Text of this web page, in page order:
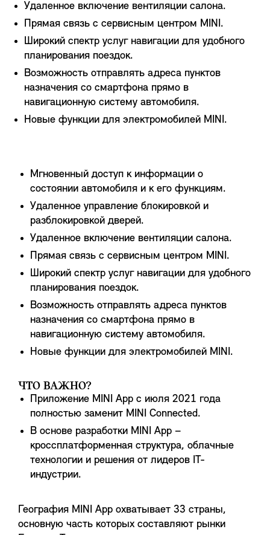
Удаленное включение вентиляции салона.
Прямая связь с сервисным центром MINI.
Широкий спектр услуг навигации для удобного
планирования поездок.
Возможность отправлять адреса пунктов
назначения со смартфона прямо в
навигационную систему автомобиля.
Новые функции для электромобилей MINI.
Мгновенный доступ к информации о
состоянии автомобиля и к его функциям.
Удаленное управление блокировкой и
разблокировкой дверей.
Удаленное включение вентиляции салона.
Прямая связь с сервисным центром MINI.
Широкий спектр услуг навигации для удобного
планирования поездок.
Возможность отправлять адреса пунктов
назначения со смартфона прямо в
навигационную систему автомобиля.
Новые функции для электромобилей MINI.
ЧТО ВАЖНО?
Приложение MINI App с июля 2021 года
полностью заменит MINI Connected.
В основе разработки MINI App –
кроссплатформенная структура, облачные
технологии и решения от лидеров IT-
индустрии.
География MINI App охватывает 33 страны,
основную часть которых составляют рынки